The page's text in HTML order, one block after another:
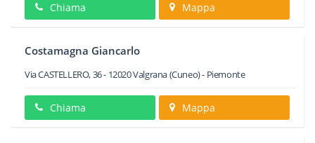
Chiama Mappa
Costamagna Giancarlo
Via CASTELLERO, 36- 12020Valgrana(Cuneo) - Piemonte
Chiama Mappa